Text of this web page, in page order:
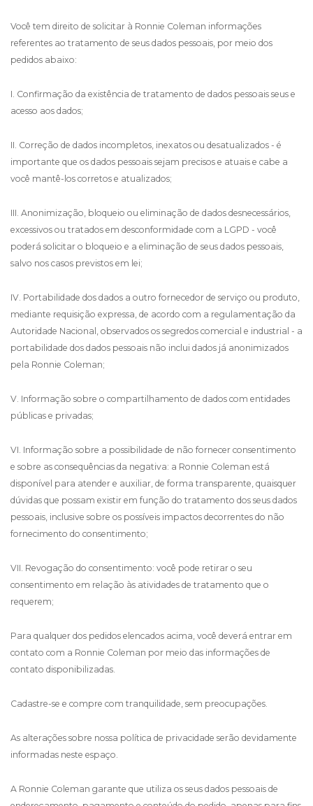
Você tem direito de solicitar à Ronnie Coleman informações
referentes ao tratamento de seus dados pessoais, por meio dos
pedidos abaixo:
I. Confirmação da existência de tratamento de dados pessoais seus e
acesso aos dados;
II. Correção de dados incompletos, inexatos ou desatualizados - é
importante que os dados pessoais sejam precisos e atuais e cabe a
você mantê-los corretos e atualizados;
III. Anonimização, bloqueio ou eliminação de dados desnecessários,
excessivos ou tratados em desconformidade com a LGPD - você
poderá solicitar o bloqueio e a eliminação de seus dados pessoais,
salvo nos casos previstos em lei;
IV. Portabilidade dos dados a outro fornecedor de serviço ou produto,
mediante requisição expressa, de acordo com a regulamentação da
Autoridade Nacional, observados os segredos comercial e industrial - a
portabilidade dos dados pessoais não inclui dados já anonimizados
pela Ronnie Coleman;
V. Informação sobre o compartilhamento de dados com entidades
públicas e privadas;
VI. Informação sobre a possibilidade de não fornecer consentimento
e sobre as consequências da negativa: a Ronnie Coleman está
disponível para atender e auxiliar, de forma transparente, quaisquer
dúvidas que possam existir em função do tratamento dos seus dados
pessoais, inclusive sobre os possíveis impactos decorrentes do não
fornecimento do consentimento;
VII. Revogação do consentimento: você pode retirar o seu
consentimento em relação às atividades de tratamento que o
requerem;
Para qualquer dos pedidos elencados acima, você deverá entrar em
contato com a Ronnie Coleman por meio das informações de
contato disponibilizadas.
Cadastre-se e compre com tranquilidade, sem preocupações.
As alterações sobre nossa política de privacidade serão devidamente
informadas neste espaço.
A Ronnie Coleman garante que utiliza os seus dados pessoais de